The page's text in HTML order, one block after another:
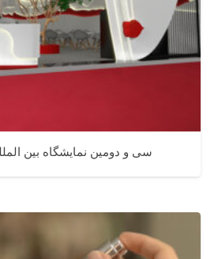
سی و دومین نمایشگاه بین